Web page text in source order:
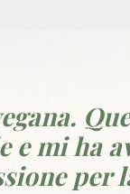
e mi ha
per